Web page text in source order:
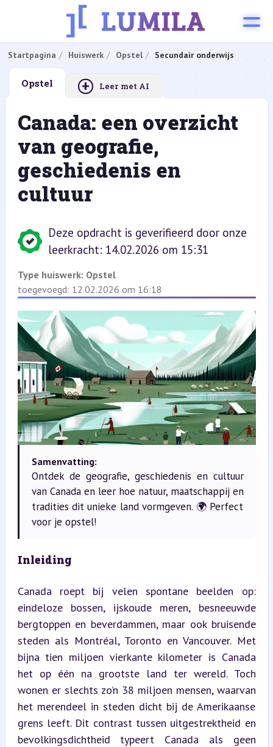
Startpagina Huiswerk Opstel Secundair onderwijs
Opstel + Leer met AI
Canada: een overzicht
van geografie,
geschiedenis en
cultuur
Deze opdracht is geverifieerd door onze
leerkracht: 14.02.2026 om 15:31
Type huiswerk: Opstel
toegevoegd: 12.02.2026 om 16:18
Samenvatting:
Ontdek de geografie, geschiedenis en cultuur
van Canada en leer hoe natuur, maatschappij en
tradities dit unieke land vormgeven. 🌍 Perfect
voor je opstel!
Inleiding
Canada roept bij velen spontane beelden op:
eindeloze bossen, ijskoude meren, besneeuwde
bergtoppen en beverdammen, maar ook bruisende
steden als Montréal, Toronto en Vancouver. Met
bijna tien miljoen vierkante kilometer is Canada
het op één na grootste land ter wereld. Toch
wonen er slechts zo’n 38 miljoen mensen, waarvan
het merendeel in steden dicht bij de Amerikaanse
grens leeft. Dit contrast tussen uitgestrektheid en
bevolkingsdichtheid typeert Canada als geen